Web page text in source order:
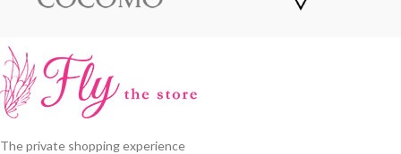
The private shopping experience